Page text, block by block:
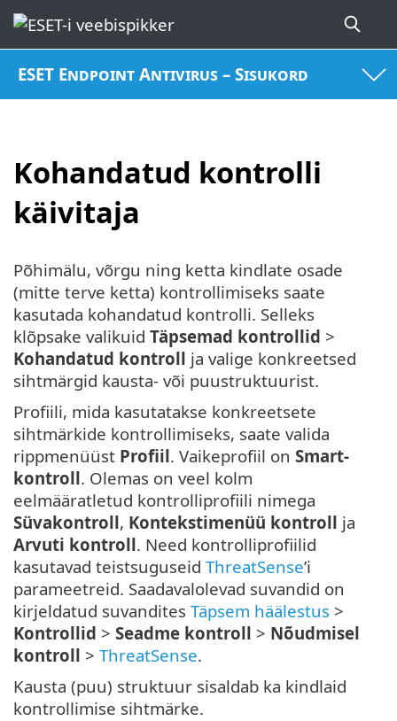
ESET Endpoint Antivirus – Sisukord
Kohandatud kontrolli
käivitaja
Põhimälu, võrgu ning ketta kindlate osade
(mitte terve ketta) kontrollimiseks saate
kasutada kohandatud kontrolli. Selleks
klõpsake valikuid Täpsemad kontrollid >
Kohandatud kontroll ja valige konkreetsed
sihtmärgid kausta- või puustruktuurist.
Profiili, mida kasutatakse konkreetsete
sihtmärkide kontrollimiseks, saate valida
rippmenüüst Profiil. Vaikeprofiil on Smart-
kontroll. Olemas on veel kolm
eelmääratletud kontrolliprofiili nimega
Süvakontroll, Kontekstimenüü kontroll ja
Arvuti kontroll. Need kontrolliprofiilid
kasutavad teistsuguseid ThreatSense’i
parameetreid. Saadavalolevad suvandid on
kirjeldatud suvandites Täpsem häälestus >
Kontrollid > Seadme kontroll > Nõudmisel
kontroll > ThreatSense.
Kausta (puu) struktuur sisaldab ka kindlaid
kontrollimise sihtmärke.